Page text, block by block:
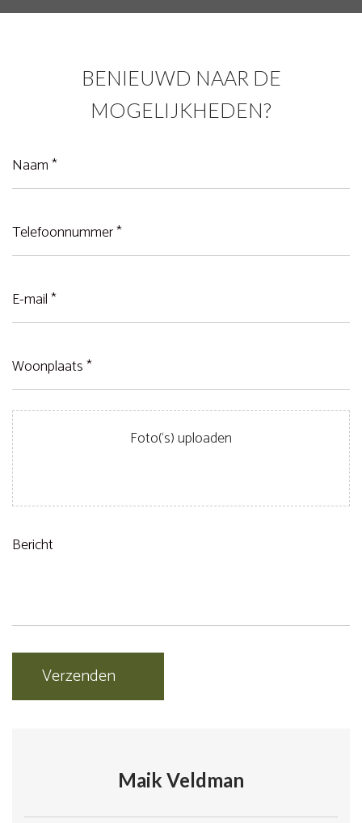
BENIEUWD NAAR DE
MOGELIJKHEDEN?
Naam (Vereist)
Telefoonnummer (Vereist)
E-
mail(Vereist)
Woonplaats
*
(Vereist)
Bestanden
Bericht
Maik Veldman